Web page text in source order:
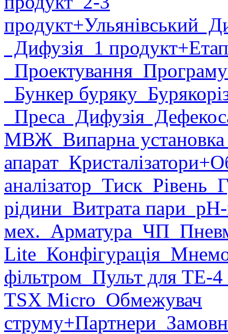
продукт+Ульянівський
Дифузія 1 продукт
Проектування
Бункер буряку
Преса Дифузія
МВЖ Випарна
апарат Кристалізатори
аналізатор Тиск Рівень
рідини Витрата пари
мех. Арматура ЧП
Lite Конфігурація
фільтром Пульт для ТЕ-4
TSX Micro Обмежувач
струму+Партнери